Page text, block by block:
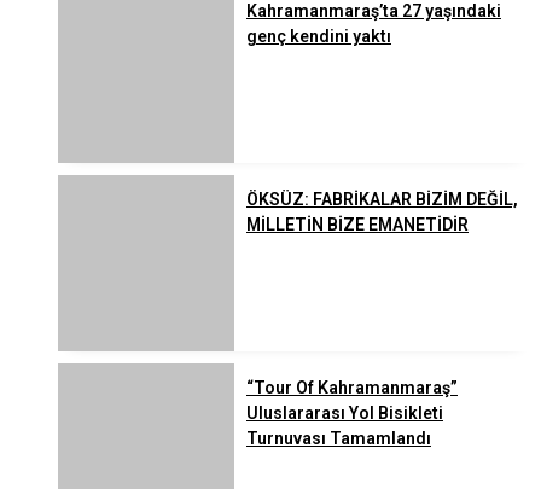
Kahramanmaraş’ta 27 yaşındaki
genç kendini yaktı
ÖKSÜZ: FABRİKALAR BİZİM DEĞİL,
MİLLETİN BİZE EMANETİDİR
“Tour Of Kahramanmaraş”
Uluslararası Yol Bisikleti
Turnuvası Tamamlandı